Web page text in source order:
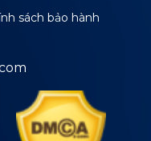
sách bảo hành